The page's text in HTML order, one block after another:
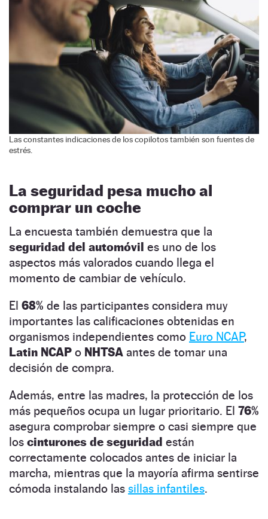
Las constantes indicaciones de los copilotos también son fuentes de
estrés.
La seguridad pesa mucho al
comprar un coche
La encuesta también demuestra que la
seguridad del automóvil es uno de los
aspectos más valorados cuando llega el
momento de cambiar de vehículo.
El 68% de las participantes considera muy
importantes las calificaciones obtenidas en
organismos independientes como Euro NCAP,
Latin NCAP o NHTSA antes de tomar una
decisión de compra.
Además, entre las madres, la protección de los
más pequeños ocupa un lugar prioritario. El 76%
asegura comprobar siempre o casi siempre que
los cinturones de seguridad están
correctamente colocados antes de iniciar la
marcha, mientras que la mayoría afirma sentirse
cómoda instalando las sillas infantiles.